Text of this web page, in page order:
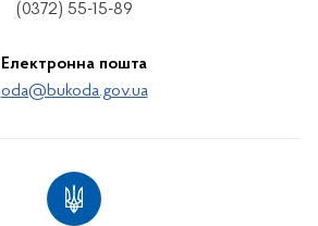
(0372) 55-15-89
Електронна пошта
oda@bukoda.gov.ua